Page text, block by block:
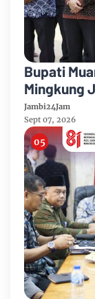
Bupati
Mingkung
Mandiri
Jambi24Jam
Sept 07, 2026